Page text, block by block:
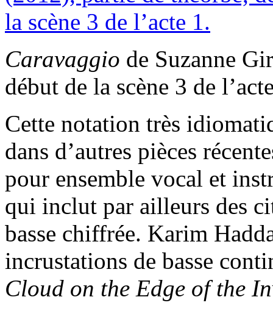
Caravaggio de Suzanne
début de la scène 3 de
Cette notation très
dans d’autres pièces
pour ensemble vocal et
qui inclut par ailleurs des
basse chiffrée. Karim
incrustations de basse
Cloud on the Edge of the